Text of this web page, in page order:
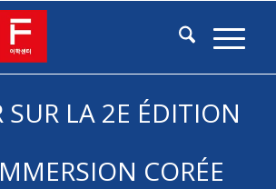
SUR LA 2E ÉDITION
CORÉE